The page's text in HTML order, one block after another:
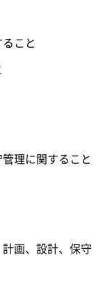
こと
理に関すること
画、設計、保守